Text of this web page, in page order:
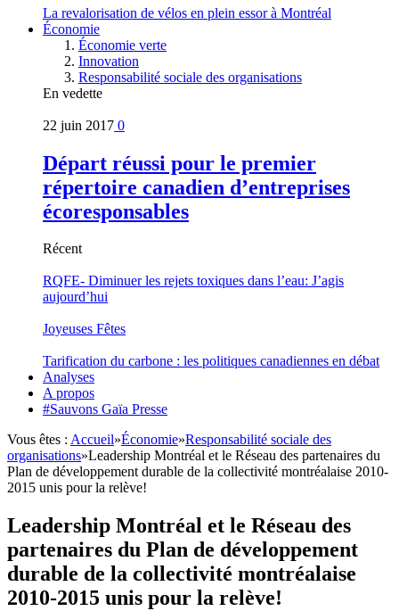
La revalorisation de vélos en plein essor à Montréal
Économie
Économie verte
Innovation
Responsabilité sociale des organisations
En vedette
22 juin 2017 0
Départ réussi pour le premier
répertoire canadien d’entreprises
écoresponsables
Récent
RQFE- Diminuer les rejets toxiques dans l’eau: J’agis
aujourd’hui
Joyeuses Fêtes
Tarification du carbone : les politiques canadiennes en débat
Analyses
A propos
#Sauvons Gaïa Presse
Vous êtes : Accueil»Économie»Responsabilité sociale des
organisations»Leadership Montréal et le Réseau des partenaires du
Plan de développement durable de la collectivité montréalaise 2010-
2015 unis pour la relève!
Leadership Montréal et le Réseau des
partenaires du Plan de développement
durable de la collectivité montréalaise
2010-2015 unis pour la relève!